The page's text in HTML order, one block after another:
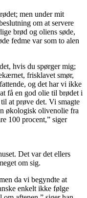
men under mit
om at servere
brød og oliens søde,
fedme var som to alen
hvis du spørger mig;
frisklavet smør,
og det har vi ikke
få en god olie til brødet i
at prøve det. Vi smagte
økologisk olivenolie fra
100 procent,” siger
Det var det ellers
om sig.
da vi begyndte at
enkelt ikke følge